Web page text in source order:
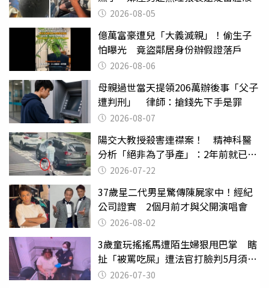
2026-08-05
億萬富豪遭兒「大義滅親」！偷生子
怕曝光 竟盜鄰居身份辦假證落戶
2026-08-06
母親過世當天提領206萬辦後事「父子
遭判刑」 律師：搶錢先下手是罪
2026-08-07
陽交大教授殺害連襟案！ 精神科醫
分析「絕非為了爭產」：2年前就已言
行詭異
2026-07-22
37歲星二代男星驚傳陳屍家中！經紀
公司證實 2個月前才與父開演唱會
2026-08-02
3歲童玩搖搖馬遭陌生婦狠甩巴掌 瞎
扯「被罵吃屎」遭法官打臉判5月須入
監 2026-07-30